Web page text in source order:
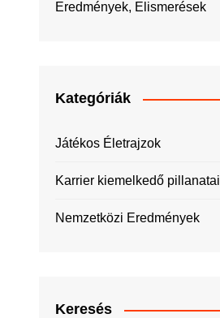
Eredmények, Elismerések
Kategóriák
Játékos Életrajzok
Karrier kiemelkedő pillanatai
Nemzetközi Eredmények
Keresés